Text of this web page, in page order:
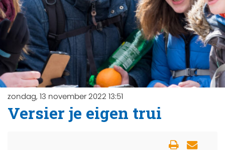
zondag, 13 november 2022 13:51
Versier je eigen trui